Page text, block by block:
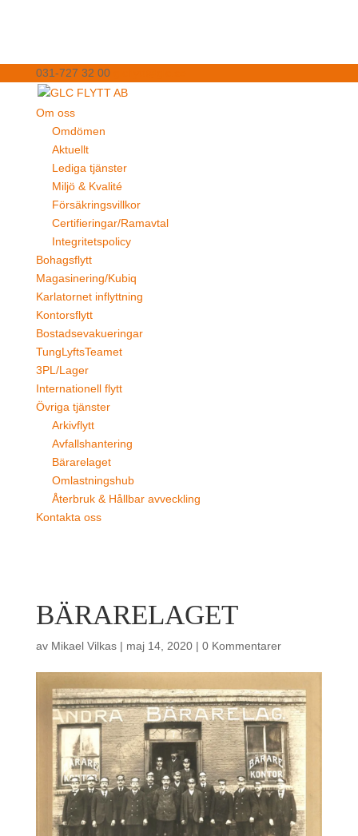
031-727 32 00
Om oss
Omdömen
Aktuellt
Lediga tjänster
Miljö & Kvalité
Försäkringsvillkor
Certifieringar/Ramavtal
Integritetspolicy
Bohagsflytt
Magasinering/Kubiq
Karlatornet inflyttning
Kontorsflytt
Bostadsevakueringar
TungLyftsTeamet
3PL/Lager
Internationell flytt
Övriga tjänster
Arkivflytt
Avfallshantering
Bärarelaget
Omlastningshub
Återbruk & Hållbar avveckling
Kontakta oss
BÄRARELAGET
av Mikael Vilkas| maj 14, 2020| 0 Kommentarer